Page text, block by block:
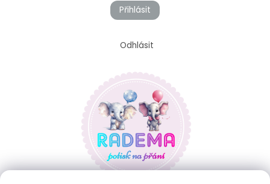
Přihlásit
Odhlásit